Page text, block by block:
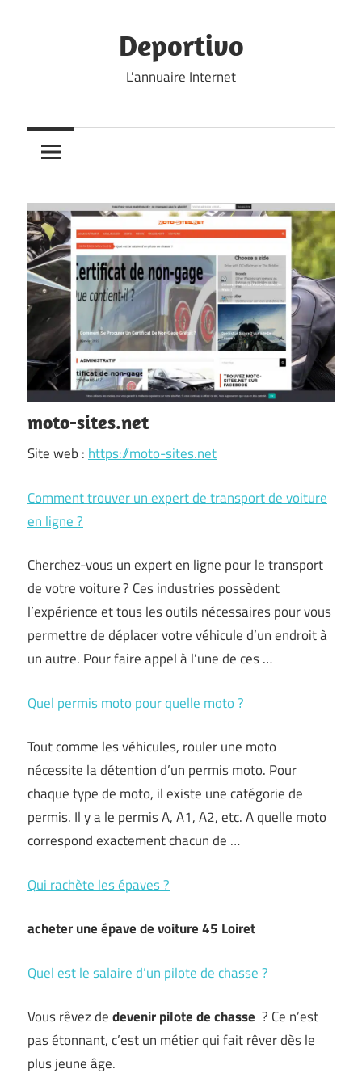
Deportivo
L'annuaire Internet
moto-sites.net
Site web : https://moto-sites.net
Comment trouver un expert de transport de voiture
en ligne ?
Cherchez-vous un expert en ligne pour le transport
de votre voiture ? Ces industries possèdent
l’expérience et tous les outils nécessaires pour vous
permettre de déplacer votre véhicule d’un endroit à
un autre. Pour faire appel à l’une de ces …
Quel permis moto pour quelle moto ?
Tout comme les véhicules, rouler une moto
nécessite la détention d’un permis moto. Pour
chaque type de moto, il existe une catégorie de
permis. Il y a le permis A, A1, A2, etc. A quelle moto
correspond exactement chacun de …
Qui rachète les épaves ?
acheter une épave de voiture 45 Loiret
Quel est le salaire d’un pilote de chasse ?
Vous rêvez dedevenir pilote de chasse ? Ce n’est
pas étonnant, c’est un métier qui fait rêver dès le
plus jeune âge.